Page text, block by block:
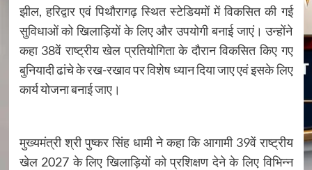
झील, हरिद्वार एवं पिथौरागढ़ स्थित स्टेडियमों में विकसित की गई
सुविधाओं को खिलाड़ियों के लिए और उपयोगी बनाई जाएं। उन्होंने
कहा 38वें राष्ट्रीय खेल प्रतियोगिता के दौरान विकसित किए गए
बुनियादी ढांचे के रख-रखाव पर विशेष ध्यान दिया जाए एवं इसके लिए
कार्य योजना बनाई जाए।
मुख्यमंत्री श्री पुष्कर सिंह धामी ने कहा कि आगामी 39वें राष्ट्रीय
खेल 2027 के लिए खिलाड़ियों को प्रशिक्षण देने के लिए विभिन्न